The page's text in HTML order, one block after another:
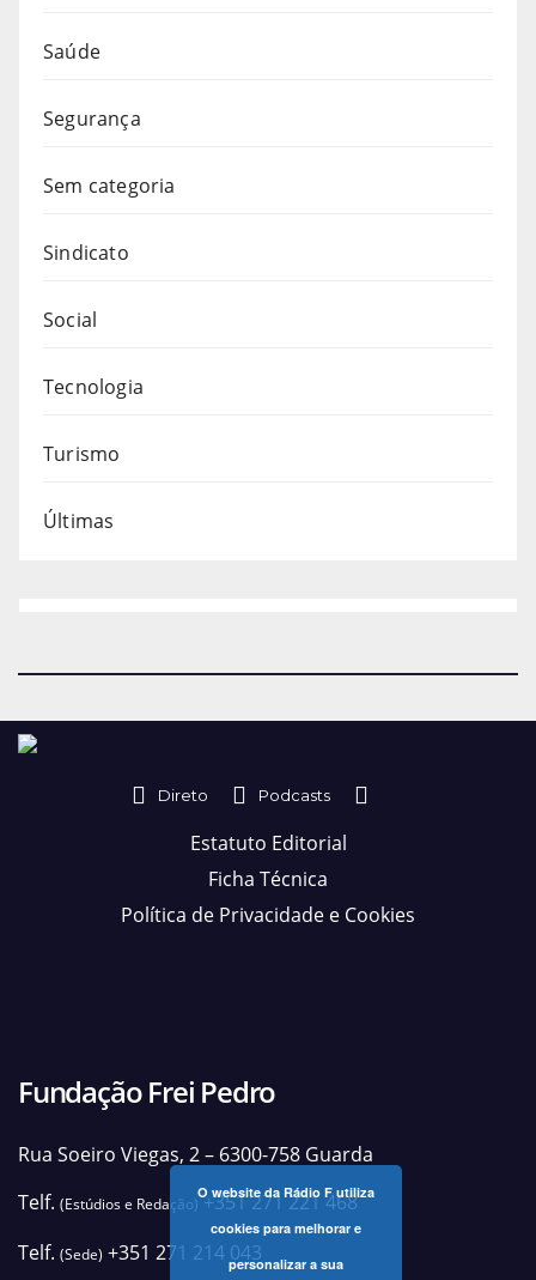
Saúde
Segurança
Sem categoria
Sindicato
Social
Tecnologia
Turismo
Últimas
Direto Podcasts
Estatuto Editorial
Ficha Técnica
Política de Privacidade e Cookies
Fundação Frei Pedro
Rua Soeiro Viegas, 2 – 6300-758 Guarda
Telf. (Estúdios e Redação)+351 271 221 468
Telf. (Sede) +351 271 214 043
O website da Rádio F utiliza
cookies para melhorar e
personalizar a sua